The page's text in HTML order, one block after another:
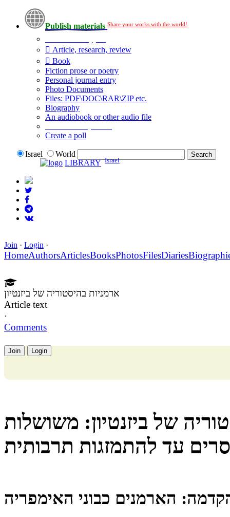
Publish materials Share your works with the world!
Article, research, review
Book
Fiction prose or poetry
Personal journal entry
Photo Documents
Files: PDF\DOC\RAR\ZIP etc.
Biography
An audiobook or other audio file
Create a poll
Israel
World
LIBRARY Israel
Join · Login ·
HomeAuthorsArticlesBooksPhotosFilesDiaries
ארמניות בהיסטוריה של ביזנטיון
Article text
·
Comments
Join Login
של ביזנטיון: משושלות
עד להתמזגות תרבותית
הארמנים כבוני האימפריה